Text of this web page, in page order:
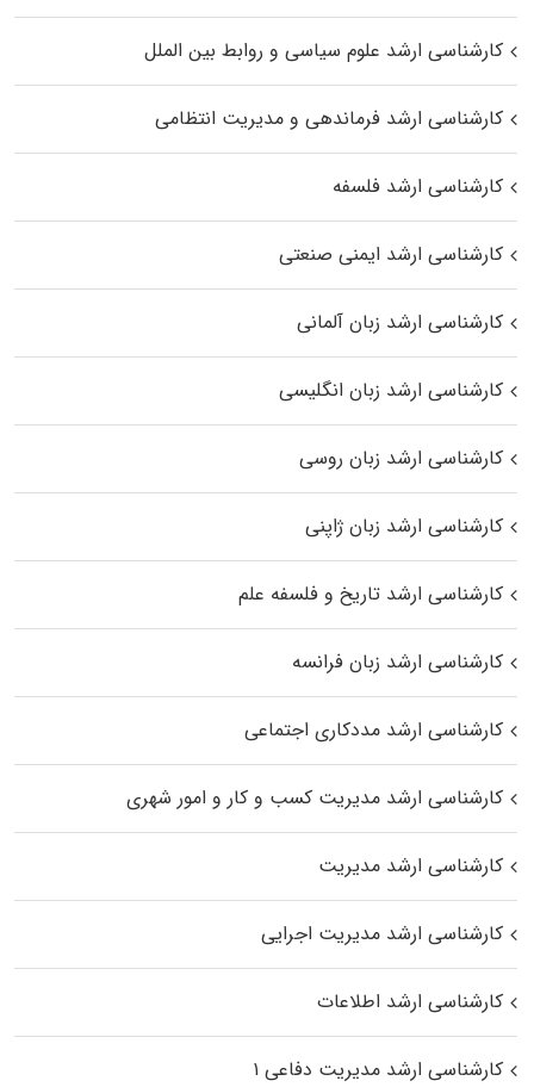
کارشناسی ارشد علوم سیاسی و روابط بین الملل
کارشناسی ارشد فرماندهی و مدیریت انتظامی
کارشناسی ارشد فلسفه
کارشناسی ارشد ایمنی صنعتی
کارشناسی ارشد زبان آلمانی
کارشناسی ارشد زبان انگلیسی
کارشناسی ارشد زبان روسی
کارشناسی ارشد زبان ژاپنی
کارشناسی ارشد تاریخ و فلسفه علم
کارشناسی ارشد زبان فرانسه
کارشناسی ارشد مددکاری اجتماعی
کارشناسی ارشد مدیریت کسب و کار و امور شهری
کارشناسی ارشد مدیریت
کارشناسی ارشد مدیریت اجرایی
کارشناسی ارشد اطلاعات
کارشناسی ارشد مدیریت دفاعی ۱